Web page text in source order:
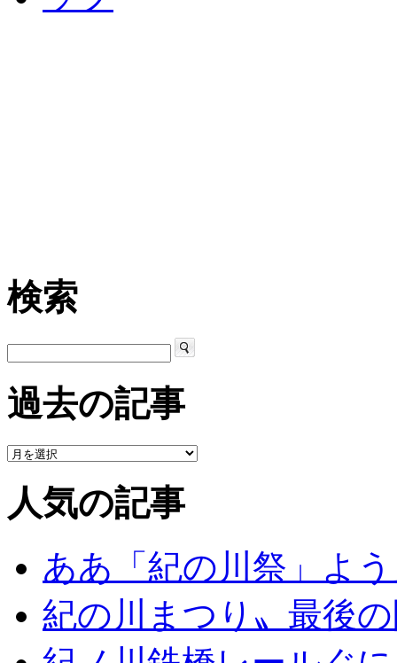
検索
過去の記事
人気の記事
ああ「紀の川祭」よ
紀の川まつり〟最後